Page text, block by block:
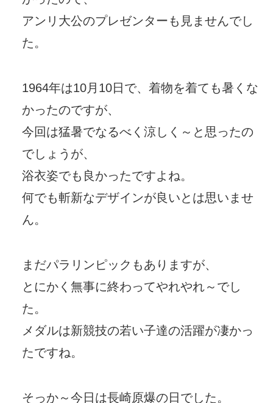
アンリ大公のプレゼンターも見ませんでし
た。
1964年は10月10日で、着物を着ても暑くな
かったのですが、
今回は猛暑でなるべく涼しく～と思ったの
でしょうが、
浴衣姿でも良かったですよね。
何でも斬新なデザインが良いとは思いませ
ん。
まだパラリンピックもありますが、
とにかく無事に終わってやれやれ～でし
た。
メダルは新競技の若い子達の活躍が凄かっ
たですね。
そっか～今日は長崎原爆の日でした。